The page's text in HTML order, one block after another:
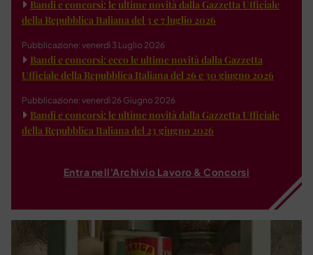
Bandi e concorsi: le ultime novità dalla Gazzetta Ufficiale
della Repubblica Italiana del 3 e 7 luglio 2026
Pubblicazione: venerdì 3 Luglio 2026
Bandi e concorsi: ecco le ultime novità dalla Gazzetta
Ufficiale della Repubblica Italiana del 26 e 30 giugno 2026
Pubblicazione: venerdì 26 Giugno 2026
Bandi e concorsi: le ultime novità dalla Gazzetta Ufficiale
della Repubblica Italiana del 23 giugno 2026
Entra nell'Archivio Lavoro & Concorsi